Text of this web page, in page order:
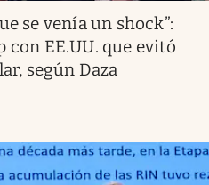
se venía un shock”:
con EE.UU. que evitó
según Daza